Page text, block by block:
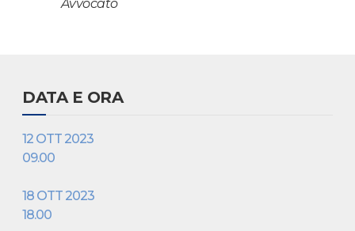
Avvocato
DATA E ORA
12 OTT 2023
09.00
18 OTT 2023
18.00